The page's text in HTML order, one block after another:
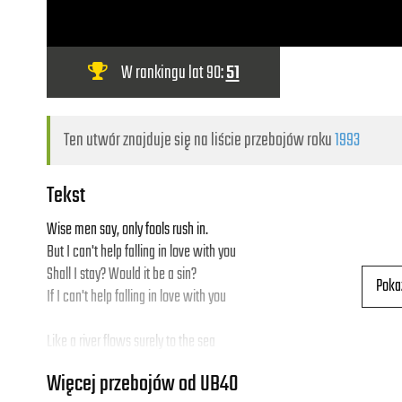
W rankingu lat 90:51
Ten utwór znajduje się na liście przebojów roku1993
Tekst
Wise men say, only fools rush in.
But I can't help falling in love with you
Shall I stay? Would it be a sin?
If I can't help falling in love with you
Like a river flows surely to the sea
Take my hand take my whole life too
Więcej przebojów od UB40